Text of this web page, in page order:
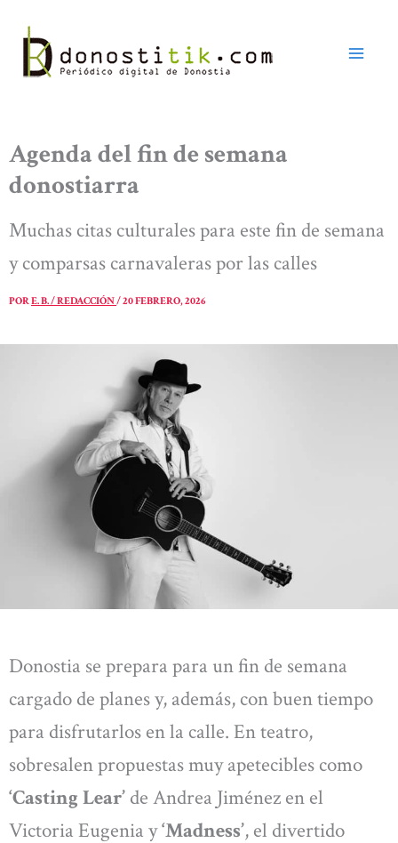
contenido
Agenda del fin de semana
donostiarra
Muchas citas culturales para este fin de semana
y comparsas carnavaleras por las calles
PORE. B. / REDACCIÓN/20 FEBRERO, 2026
Donostia se prepara para un fin de semana
cargado de planes y, además, con buen tiempo
para disfrutarlos en la calle. En teatro,
sobresalen propuestas muy apetecibles como
‘Casting Lear’ de Andrea Jiménez en el
Victoria Eugenia y‘Madness’, el divertido